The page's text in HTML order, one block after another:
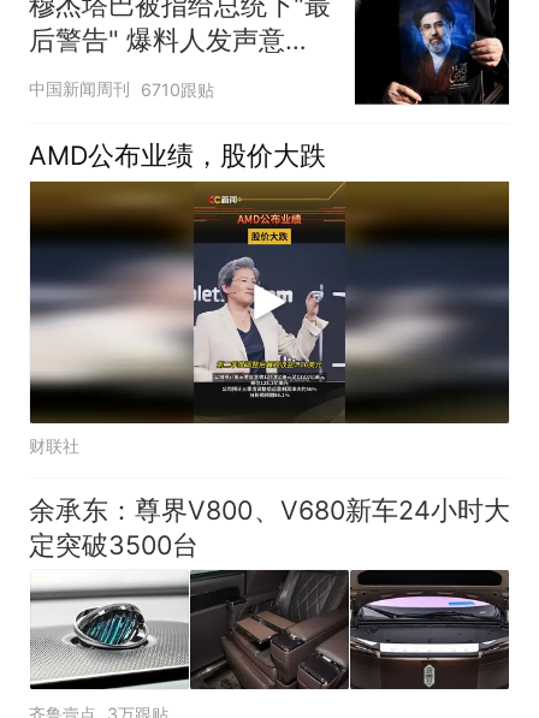
后警告" 爆料人发声意味
深长
中国新闻周刊 6710跟贴
AMD公布业绩，股价大跌
财联社
余承东：尊界V800、V680新车24小时大
定突破3500台
齐鲁壹点